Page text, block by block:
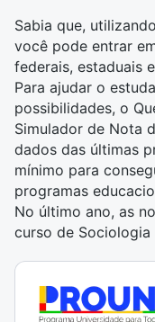
Sabia que,
você pode entrar
federais, estaduais
Para ajudar o
possibilidades, o
Simulador de Nota
dados das últimas
mínimo para
programas
No último ano, as
curso de Sociologia